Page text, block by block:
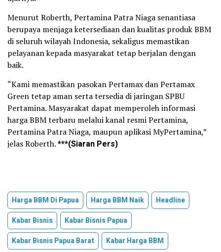
Menurut Roberth, Pertamina Patra Niaga senantiasa
berupaya menjaga ketersediaan dan kualitas produk BBM
di seluruh wilayah Indonesia, sekaligus memastikan
pelayanan kepada masyarakat tetap berjalan dengan
baik.
“Kami memastikan pasokan Pertamax dan Pertamax
Green tetap aman serta tersedia di jaringan SPBU
Pertamina. Masyarakat dapat memperoleh informasi
harga BBM terbaru melalui kanal resmi Pertamina,
Pertamina Patra Niaga, maupun aplikasi MyPertamina,”
jelas Roberth.***(Siaran Pers)
Harga BBM Di Papua Harga BBM Naik
Headline
Kabar Bisnis
Kabar Bisnis Papua
Kabar Bisnis Papua Barat
Kabar Harga BBM